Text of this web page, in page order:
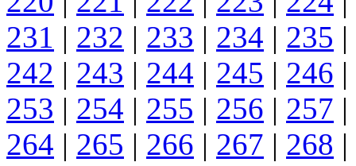
231 | 232 | 233 | 234 | 235 |
242 | 243 | 244 | 245 | 246 |
253 | 254 | 255 | 256 | 257 |
264 | 265 | 266 | 267 | 268 |